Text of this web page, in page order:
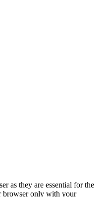
as they are essential for the
browser only with your